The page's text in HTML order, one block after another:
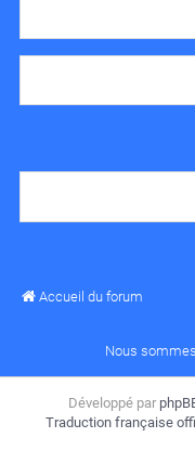
Accueil du forum
Nous
Développé par
Traduction française